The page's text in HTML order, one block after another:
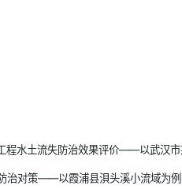
程水土流失防治效果评价——以武汉
治对策——以霞浦县浿头溪小流域